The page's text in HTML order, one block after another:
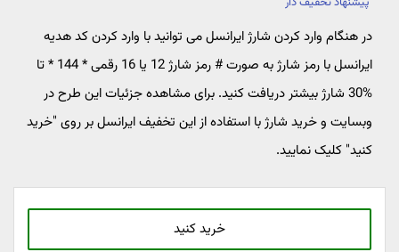
در هنگام وارد کردن شارژ ایرانسل می توانید با وارد کردن کد هدیه
ایرانسل با رمز شارژ به صورت # رمز شارژ 12 یا 16 رقمی * 144 * تا
%30 شارژ بیشتر دریافت کنید. برای مشاهده جزئیات این طرح در
وبسایت و خرید شارژ با استفاده از این تخفیف ایرانسل بر روی "خرید
کنید" کلیک نمایید.
خرید کنید